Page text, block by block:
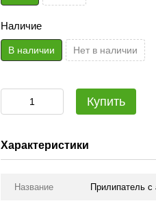
Наличие
В наличии Нет в наличии
Купить
Характеристики
Название Прилипатель